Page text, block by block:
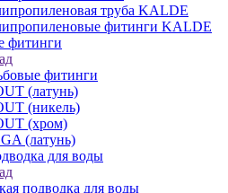
труба KALDE
фитинги KALDE
фитинги
фитинги
(латунь)
(никель)
(хром)
(латунь)
для воды
подводка для воды